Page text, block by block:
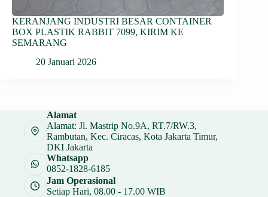
KERANJANG INDUSTRI BESAR CONTAINER
BOX PLASTIK RABBIT 7099, KIRIM KE
SEMARANG
20 Januari 2026
Alamat
Alamat: Jl. Mastrip No.9A, RT.7/RW.3,
Rambutan, Kec. Ciracas, Kota Jakarta Timur,
DKI Jakarta
Whatsapp
0852-1828-6185
Jam Operasional
Setiap Hari, 08.00 - 17.00 WIB